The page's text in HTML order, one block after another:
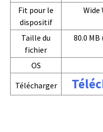
Fit pour le
dispositif
Wide
Taille du
fichier
80.0
OS
Télécharger